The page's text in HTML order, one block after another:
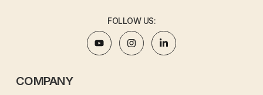
FOLLOW US:
COMPANY